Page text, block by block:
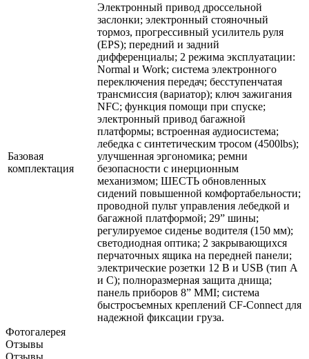
Базовая
комплектация
Электронный привод дроссельной
заслонки; электронный стояночный
тормоз, прогрессивный усилитель руля
(EPS); передний и задний
дифференциалы; 2 режима эксплуатации:
Normal и Work; система электронного
переключения передач; бесступенчатая
трансмиссия (вариатор); ключ зажигания
NFC; функция помощи при спуске;
электронный привод багажной
платформы; встроенная аудиосистема;
лебедка с синтетическим тросом (4500lbs);
улучшенная эргономика; ремни
безопасности с инерционным
механизмом; ШЕСТЬ обновленных
сидений повышенной комфортабельности;
проводной пульт управления лебедкой и
багажной платформой; 29” шины;
регулируемое сиденье водителя (150 мм);
светодиодная оптика; 2 закрывающихся
перчаточных ящика на передней панели;
электрические розетки 12 В и USB (тип А
и С); полноразмерная защита днища;
панель приборов 8” MMI; система
быстросъемных креплений CF-Connect для
надежной фиксации груза.
Фотогалерея
Отзывы
Отзывы